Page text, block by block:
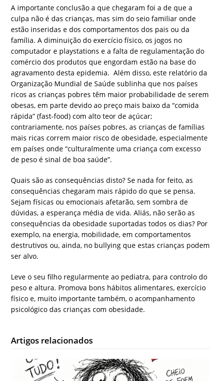
A importante conclusão a que chegaram foi a de que a
culpa não é das crianças, mas sim do seio familiar onde
estão inseridas e dos comportamentos dos pais ou da
família. A diminuição do exercício físico, os jogos no
computador e playstations e a falta de regulamentação do
comércio dos produtos que engordam estão na base do
agravamento desta epidemia. Além disso, este relatório da
Organização Mundial de Saúde sublinha que nos países
ricos as crianças pobres têm maior probabilidade de serem
obesas, em parte devido ao preço mais baixo da “comida
rápida” (fast-food) com alto teor de açúcar;
contrariamente, nos países pobres, as crianças de famílias
mais ricas correm maior risco de obesidade, especialmente
em países onde “culturalmente uma criança com excesso
de peso é sinal de boa saúde”.
Quais são as consequências disto? Se nada for feito, as
consequências chegaram mais rápido do que se pensa.
Sejam físicas ou emocionais afetarão, sem sombra de
dúvidas, a esperança média de vida. Aliás, não serão as
consequências da obesidade suportadas todos os dias? Por
exemplo, na energia, mobilidade, em comportamentos
destrutivos ou, ainda, no bullying que estas crianças podem
ser alvo.
Leve o seu filho regularmente ao pediatra, para controlo do
peso e altura. Promova bons hábitos alimentares, exercício
físico e, muito importante também, o acompanhamento
psicológico das crianças com obesidade.
Artigos relacionados